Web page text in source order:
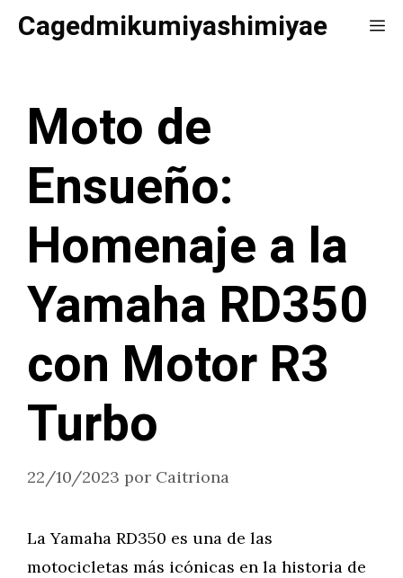
SaltarCagedmikumiyashimiyae
Moto de
Ensueño:
Homenaje a la
Yamaha RD350
con Motor R3
Turbo
22/10/2023 por Caitriona
La Yamaha RD350 es una de las
motocicletas más icónicas en la historia de